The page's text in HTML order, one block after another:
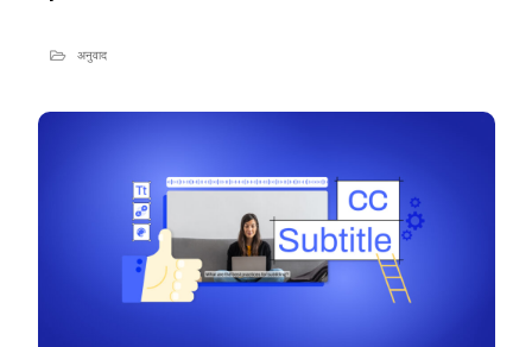
अनुवाद